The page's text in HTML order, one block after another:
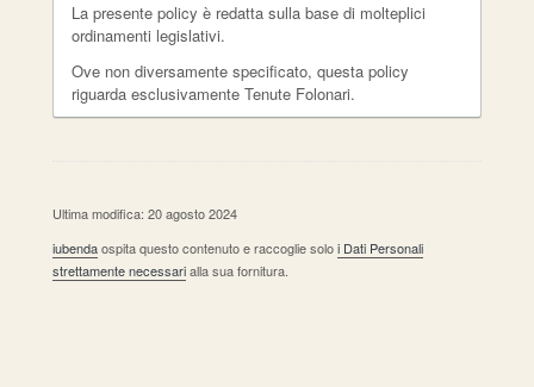
La presente policy è redatta sulla base di molteplici
ordinamenti legislativi.
Ove non diversamente specificato, questa policy
riguarda esclusivamente Tenute Folonari.
Ultima modifica: 20 agosto 2024
iubendaospita questo contenuto e raccoglie soloi Dati Personali
strettamente necessarialla sua fornitura.